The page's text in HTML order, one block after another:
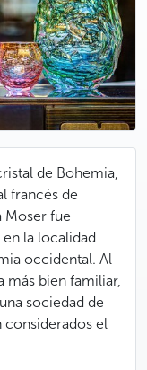
de Bohemia,
francés de
Moser fue
la localidad
occidental. Al
más bien familiar,
sociedad de
considerados el